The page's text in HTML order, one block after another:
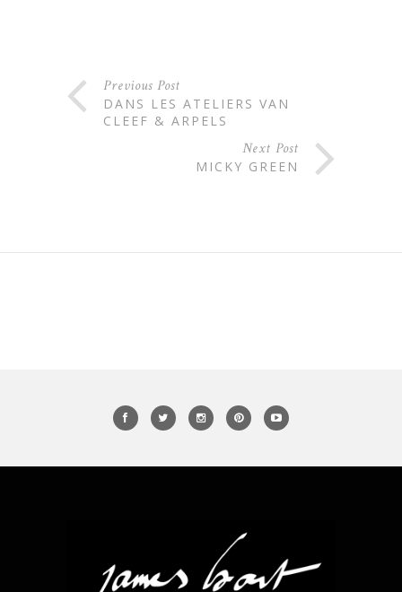
Previous Post
DANS LES ATELIERS VAN
CLEEF & ARPELS
Next Post
MICKY GREEN